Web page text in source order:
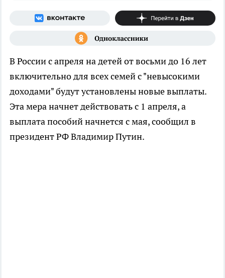
В России с апреля на детей от восьми до 16 лет
включительно для всех семей с "невысокими
доходами" будут установлены новые выплаты.
Эта мера начнет действовать с 1 апреля, а
выплата пособий начнется с мая, сообщил в
президент РФ Владимир Путин.